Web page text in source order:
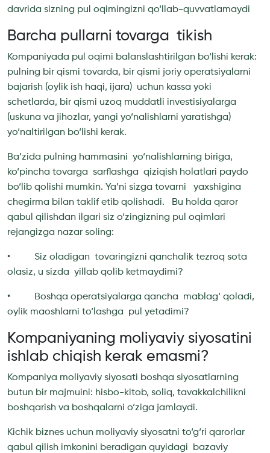
davrida sizning pul oqimingizni qo‘llab-quvvatlamaydi
Barcha pullarni tovarga tikish
Kompaniyada pul oqimi balanslashtirilgan bo‘lishi kerak:
pulning bir qismi tovarda, bir qismi joriy operatsiyalarni
bajarish (oylik ish haqi, ijara) uchun kassa yoki
schetlarda, bir qismi uzoq muddatli investisiyalarga
(uskuna va jihozlar, yangi yo‘nalishlarni yaratishga)
yo‘naltirilgan bo‘lishi kerak.
Ba’zida pulning hammasini yo‘nalishlarning biriga,
ko‘pincha tovarga sarflashga qiziqish holatlari paydo
bo‘lib qolishi mumkin. Ya’ni sizga tovarni yaxshigina
chegirma bilan taklif etib qolishadi. Bu holda qaror
qabul qilishdan ilgari siz o‘zingizning pul oqimlari
rejangizga nazar soling:
• Siz oladigan tovaringizni qanchalik tezroq sota
olasiz, u sizda yillab qolib ketmaydimi?
• Boshqa operatsiyalarga qancha mablag‘ qoladi,
oylik maoshlarni to‘lashga pul yetadimi?
Kompaniyaning moliyaviy siyosatini
ishlab chiqish kerak emasmi?
Kompaniya moliyaviy siyosati boshqa siyosatlarning
butun bir majmuini: hisbo-kitob, soliq, tavakkalchilikni
boshqarish va boshqalarni o‘ziga jamlaydi.
Kichik biznes uchun moliyaviy siyosatni to‘g‘ri qarorlar
qabul qilish imkonini beradigan quyidagi bazaviy